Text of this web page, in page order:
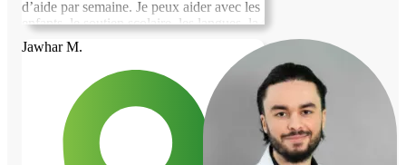
d’aide par semaine. Je peux aider avec les
enfants, le soutien scolaire, les langues, la
cuisine, les courses, le ménage et les
tâches quotidiennes
Jawhar M.